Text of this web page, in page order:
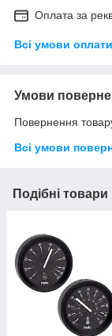
Оплата за
Всі умови оплати
Умови
Повернення
Всі умови
Подібні товари